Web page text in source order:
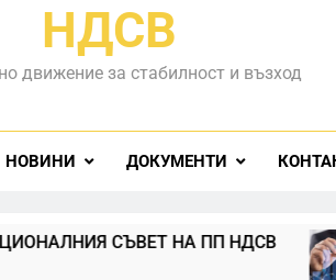
НДСВ
движение за стабилност и възход
НОВИНИ ДОКУМЕНТИ
СЪВЕТ НА ПП НДСВ